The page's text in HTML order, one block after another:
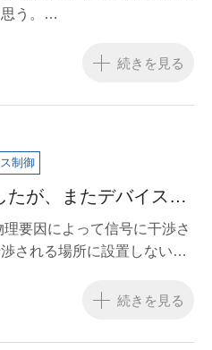
う。
続きを見る
制御
が、またデバイスに
要因によって信号に干渉さ
される場所に設置しないで
続きを見る